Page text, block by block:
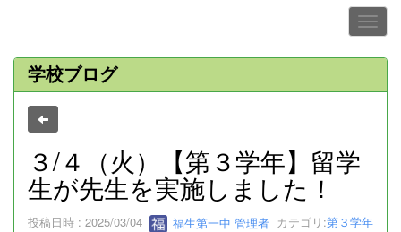
学校ブログ
３/４（火）【第３学年】留学
生が先生を実施しました！
投稿日時 : 2025/03/04 福生第一中 管理者 カテゴリ:第３学年